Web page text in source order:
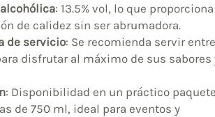
: 13.5% vol, lo que proporciona
de calidez sin ser abrumadora.
de servicio: Se recomienda servir entre
para disfrutar al máximo de sus sabores
: Disponibilidad en un práctico
de 750 ml, ideal para eventos y